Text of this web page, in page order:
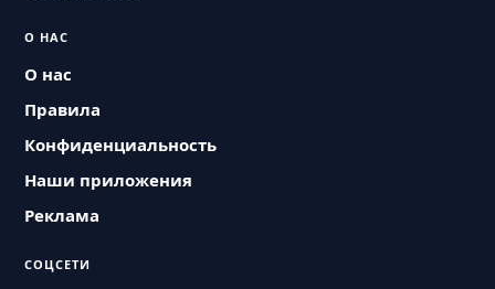
О НАС
О нас
Правила
Конфиденциальность
Наши приложения
Реклама
СОЦСЕТИ